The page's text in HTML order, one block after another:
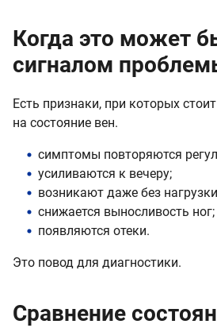
Когда это может
сигналом
Есть признаки, при которых
на состояние вен.
симптомы повторяются
усиливаются к вечеру;
возникают даже без
снижается выносливость ног;
появляются отеки.
Это повод для диагностики.
Сравнение